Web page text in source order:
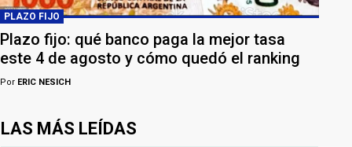
PLAZO FIJO
Plazo fijo: qué banco paga la mejor tasa
este 4 de agosto y cómo quedó el ranking
Por ERIC NESICH
LAS MÁS LEÍDAS